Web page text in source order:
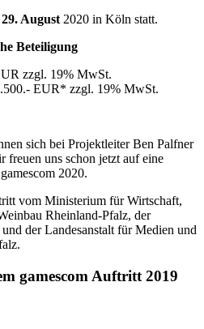
August 2020 in Köln statt.
Beteiligung
zzgl. 19% MwSt.
EUR* zzgl. 19% MwSt.
sich bei Projektleiter Ben Palfner
freuen uns schon jetzt auf eine
2020.
vom Ministerium für Wirtschaft,
Rheinland-Pfalz, der
der Landesanstalt für Medien und
gamescom Auftritt 2019